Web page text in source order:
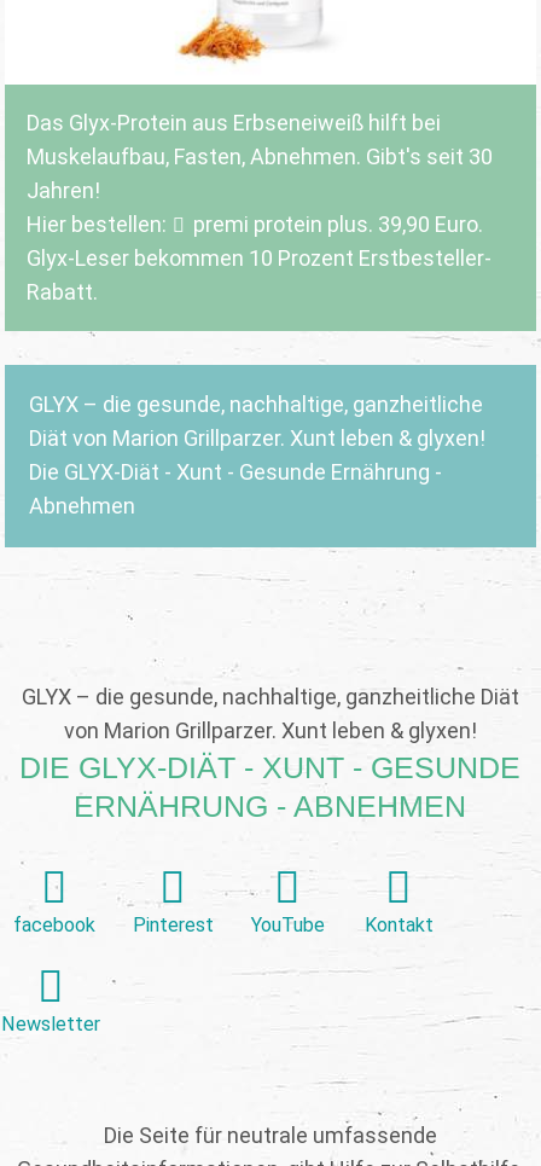
Das Glyx-Protein aus Erbseneiweiß hilft bei
Muskelaufbau, Fasten, Abnehmen. Gibt's seit 30
Jahren!
Hier bestellen:
premi protein plus. 39,90 Euro.
Glyx-Leser bekommen 10 Prozent Erstbesteller-
Rabatt.
GLYX – die gesunde, nachhaltige, ganzheitliche
Diät von Marion Grillparzer. Xunt leben & glyxen!
Die GLYX-Diät - Xunt - Gesunde Ernährung -
Abnehmen
GLYX – die gesunde, nachhaltige, ganzheitliche Diät
von Marion Grillparzer. Xunt leben & glyxen!
DIE GLYX-DIÄT - XUNT - GESUNDE
ERNÄHRUNG - ABNEHMEN
facebook Pinterest YouTube Kontakt
Newsletter
Die Seite für neutrale umfassende